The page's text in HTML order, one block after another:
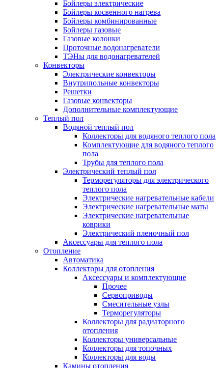
Бойлеры электрические
Бойлеры косвенного нагрева
Бойлеры комбинированные
Бойлеры газовые
Газовые колонки
Проточные водонагреватели
ТЭНы для водонагревателей
Конвекторы
Электрические конвекторы
Внутрипольные конвекторы
Решетки
Газовые конвекторы
Дополнительные комплектующие
Теплый пол
Водяной теплый пол
Коллекторы для водяного теплого пола
Комплектующие для водяного теплого
пола
Трубы для теплого пола
Электрический теплый пол
Терморегуляторы для электрического
теплого пола
Электрические нагревательные кабели
Электрические нагревательные маты
Электрические нагревательные
коврики
Электрический пленочный пол
Аксессуары для теплого пола
Отопление
Автоматика
Коллекторы для отопления
Аксессуары и комплектующие
Прочее
Сервоприводы
Смесительные узлы
Терморегуляторы
Коллекторы для радиаторного
отопления
Коллекторы универсальные
Коллекторы для топочных
Коллекторы для воды
Камины отопления